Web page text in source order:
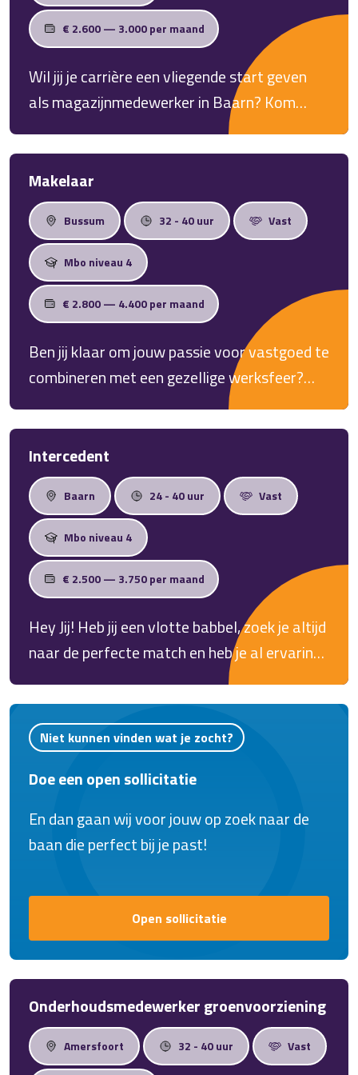
€ 2.600 — 3.000 per maand
Wil jij je carrière een vliegende start geven
als magazijnmedewerker in Baarn? Kom
werken in een enthousiast team, krijg volop
kansen om jezelf te ontwikkelen én uitzicht
op een vast contract. Neem het heft in eigen
handen en solliciteer vandaag nog!
Makelaar
Bussum 32 - 40 uur Vast
Mbo niveau 4
€ 2.800 — 4.400 per maand
Ben jij klaar om jouw passie voor vastgoed te
combineren met een gezellige werksfeer?
Dan hebben wij de perfecte match voor jou
als Makelaar!
Intercedent
Baarn 24 - 40 uur Vast
Mbo niveau 4
€ 2.500 — 3.750 per maand
Hey Jij! Heb jij een vlotte babbel, zoek je altijd
naar de perfecte match en heb je al ervaring
als Intercedent? Mooi, dan hebben wij de
juiste baan voor jou!
Niet kunnen vinden wat je zocht?
Doe een open sollicitatie
En dan gaan wij voor jouw op zoek naar de
baan die perfect bij je past!
Open sollicitatie
Onderhoudsmedewerker groenvoorziening
Amersfoort 32 - 40 uur Vast